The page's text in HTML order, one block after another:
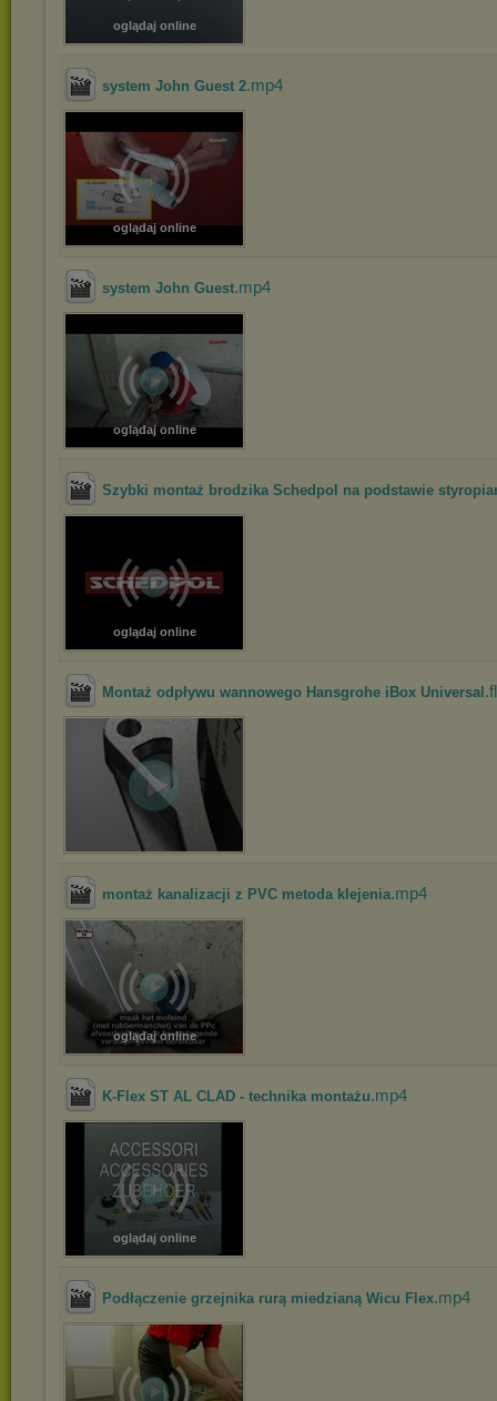
oglądaj online
system John Guest 2.mp4
oglądaj online
system John Guest.mp4
oglądaj online
Szybki montaż brodzika Schedpol na podstawie
oglądaj online
Montaż odpływu wannowego Hansgrohe iBox Universal
montaż kanalizacji z PVC metoda klejenia.mp4
oglądaj online
K-Flex ST AL CLAD - technika montażu.mp4
oglądaj online
Podłączenie grzejnika rurą miedzianą Wicu Flex.mp4